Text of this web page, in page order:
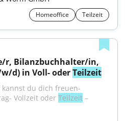
Homeoffice Teilzeit
r, Bilanzbuchhalter/in,
d) in Voll- oder Teilzeit
du dich freuen-
Vollzeit oder Teilzeit –